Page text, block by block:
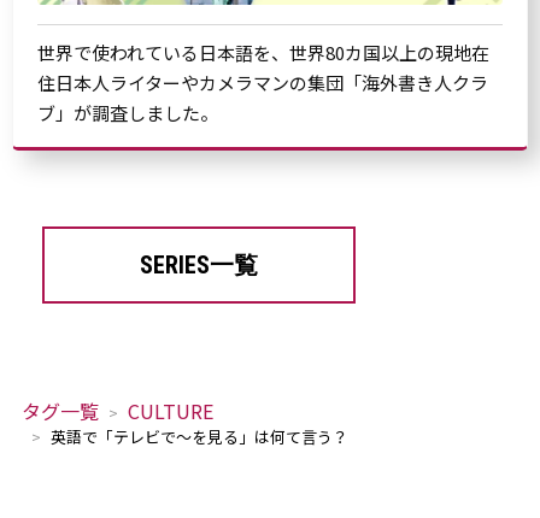
世界で使われている日本語を、世界80カ国以上の現地在
住日本人ライターやカメラマンの集団「海外書き人クラ
ブ」が調査しました。
SERIES一覧
タグ一覧 CULTURE
英語で「テレビで～を見る」は何て言う？